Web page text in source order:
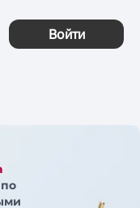
Войти